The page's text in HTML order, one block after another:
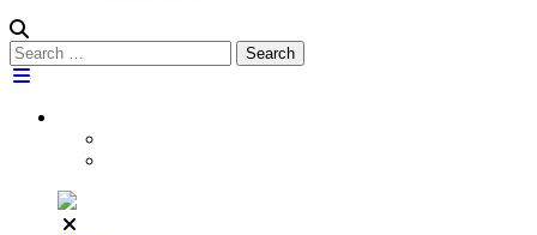
Search
for:
Search